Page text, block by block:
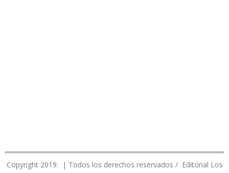
Copyright 2019. | Todos los derechos reservados / Editorial Los